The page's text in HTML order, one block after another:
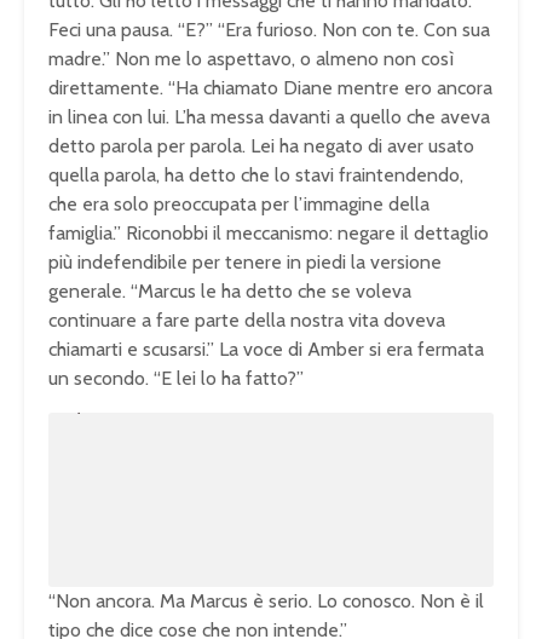
Feci una pausa. “E?” “Era furioso. Non con te. Con sua
madre.” Non me lo aspettavo, o almeno non così
direttamente. “Ha chiamato Diane mentre ero ancora
in linea con lui. L’ha messa davanti a quello che aveva
detto parola per parola. Lei ha negato di aver usato
quella parola, ha detto che lo stavi fraintendendo,
che era solo preoccupata per l’immagine della
famiglia.” Riconobbi il meccanismo: negare il dettaglio
più indefendibile per tenere in piedi la versione
generale. “Marcus le ha detto che se voleva
continuare a fare parte della nostra vita doveva
chiamarti e scusarsi.” La voce di Amber si era fermata
un secondo. “E lei lo ha fatto?”
“Non ancora. Ma Marcus è serio. Lo conosco. Non è il
tipo che dice cose che non intende.”